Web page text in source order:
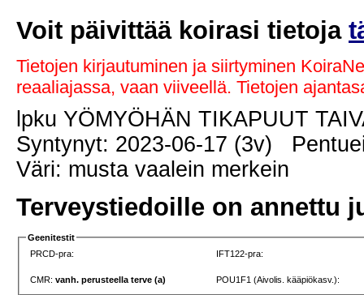
Voit päivittää koirasi tietoja
Tietojen kirjautuminen ja siirtyminen
reaaliajassa, vaan viiveellä. Tietojen
lpku YÖMYÖHÄN TIKAPUUT
Syntynyt: 2023-06-17 (3v)
Väri: musta vaalein merkein
Terveystiedoille on annettu
Geenitestit
PRCD-pra:
IFT122-pra:
CMR:vanh. perusteella terve (a) POU1F1 (Aivolis. kääpiökasv.):